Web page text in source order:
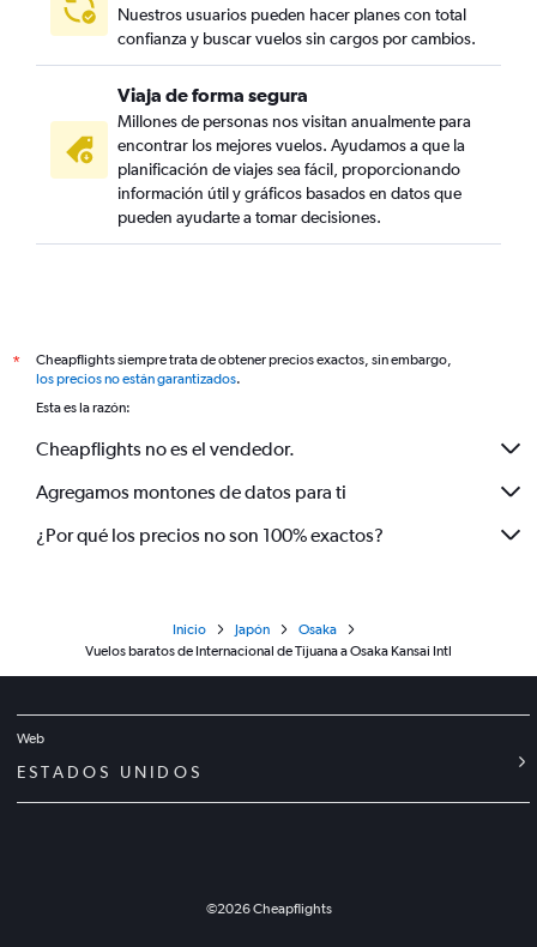
Nuestros usuarios pueden hacer planes con total
confianza y buscar vuelos sin cargos por cambios.
Viaja de forma segura
Millones de personas nos visitan anualmente para
encontrar los mejores vuelos. Ayudamos a que la
planificación de viajes sea fácil, proporcionando
información útil y gráficos basados en datos que
pueden ayudarte a tomar decisiones.
*
Cheapflights siempre trata de obtener precios exactos, sin embargo,
los precios no están garantizados.
Esta es la razón:
Cheapflights no es el vendedor.
Agregamos montones de datos para ti
¿Por qué los precios no son 100% exactos?
Inicio Japón
Osaka
Vuelos baratos de Internacional de Tijuana a Osaka Kansai Intl
Web
ESTADOS UNIDOS
©2026Cheapflights